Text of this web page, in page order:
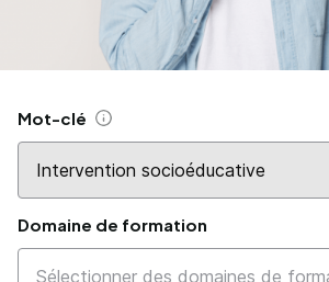
Mot-clé Aide
Domaine de formation